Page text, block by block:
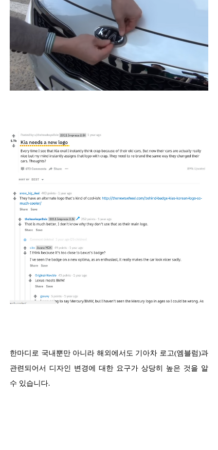
한마디로 국내뿐만 아니라 해외에서도 기아차 로고(엠블럼)과
관련되어서 디자인 변경에 대한 요구가 상당히 높은 것을 알
수 있습니다.